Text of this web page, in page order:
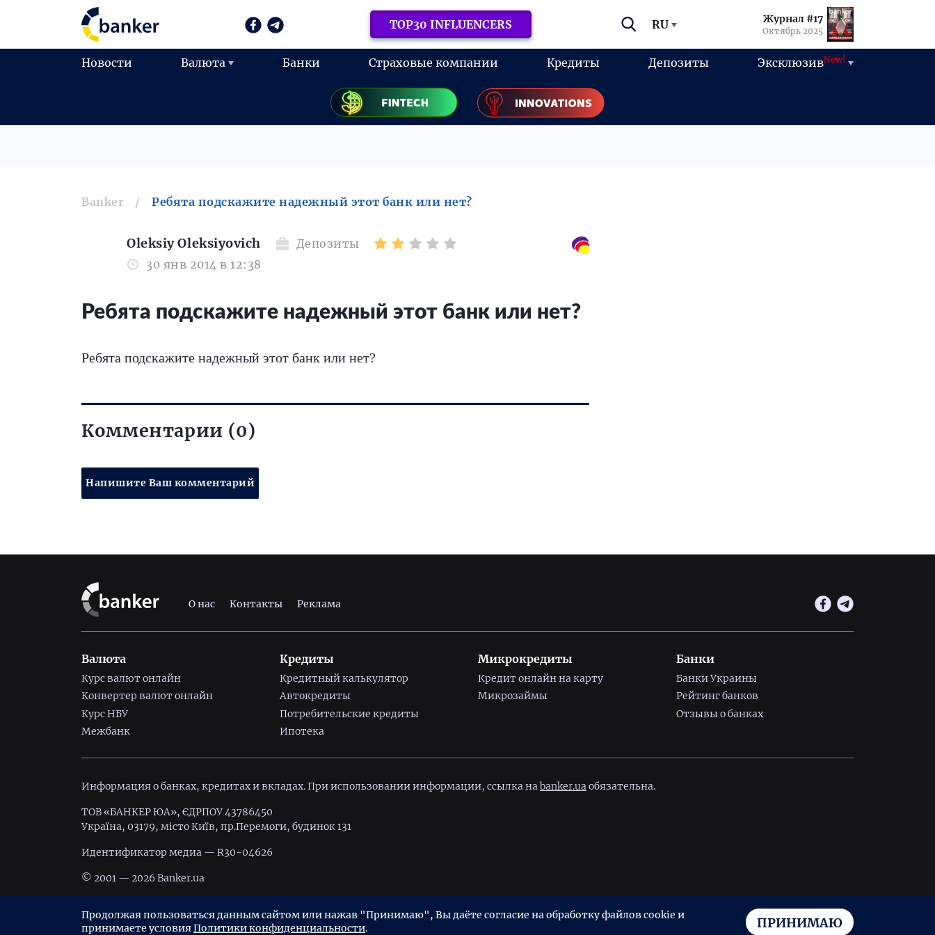
TOP30 INFLUENCERS RU Журнал #17
Октябрь 2025
Новости Валюта Банки Страховые компании Кредиты Депозиты ЭксклюзивNew!
Banker Ребята подскажите надежный этот банк или нет?
Oleksiy Oleksiyovich
30 янв 2014 в 12:38
Депозиты
Ребята подскажите надежный этот банк или нет?
Ребята подскажите надежный этот банк или нет?
Комментарии (0)
Напишите Ваш комментарий
О нас Контакты Реклама
Валюта
Курс валют онлайн
Конвертер валют онлайн
Курс НБУ
Межбанк
Кредиты
Кредитный калькулятор
Автокредиты
Потребительские кредиты
Ипотека
Микрокредиты
Кредит онлайн на карту
Микрозаймы
Банки
Банки Украины
Рейтинг банков
Отзывы о банках
Информация о банках, кредитах и вкладах. При использовании информации, ссылка наbanker.uaобязательна.
ТОВ «БАНКЕР ЮА», ЄДРПОУ 43786450
Україна, 03179, місто Київ, пр.Перемоги, будинок 131
Идентификатор медиа — R30-04626
© 2001 — 2026 Banker.ua
Условия использования Политика конфиденциальности Пользовательское соглашение
ПРИНИМАЮ
Продолжая пользоваться данным сайтом или нажав "Принимаю", Вы даёте согласие на обработку файлов cookie и
принимаете условияПолитики конфиденциальности.